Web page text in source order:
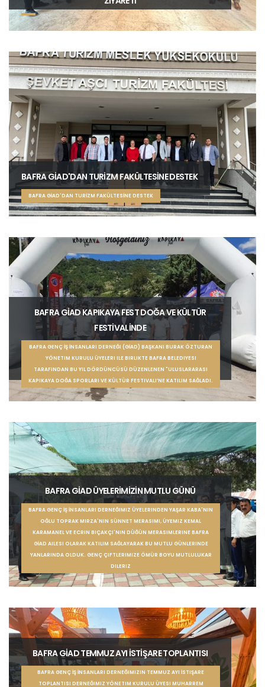
BAFRA GİAD'DAN TURİZM FAKÜLTESİNE DESTEK
BAFRA GİAD'DAN TURİZM FAKÜLTESİNE DESTEK
BAFRA GİAD KAPIKAYA FEST DOĞA VE KÜLTÜR
FESTİVALİNDE
BAFRA GENÇ İŞ İNSANLARI DERNEĞI (GİAD) BAŞKANI BURAK ÖZTURAN
YÖNETIM KURULU ÜYELERI ILE BIRLIKTE BAFRA BELEDIYESI
TARAFINDAN BU YIL DÖRDÜNCÜSÜ DÜZENLENEN "ULUSLARARASI
KAPIKAYA DOĞA SPORLARI VE KÜLTÜR FESTIVALI’NE KATILIM SAĞLADI.
BAFRA GİAD ÜYELERİMİZİN MUTLU GÜNÜ
BAFRA GENÇ İŞ İNSANLARI DERNEĞIMIZ ÜYELERINDEN YAŞAR KABA'NIN
OĞLU TOPRAK MIRZA'NIN SÜNNET MERASIMI, ÜYEMIZ KEMAL
KARAMANEL VE ECRIN BIÇAKÇI'NIN DÜĞÜN MERASIMLERINE BAFRA
GİAD AILESI OLARAK KATILIM SAĞLAYARAK BU MUTLU GÜNLERINDE
YANLARINDA OLDUK. GENÇ ÇIFTLERIMIZE ÖMÜR BOYU MUTLULUKAR
DILERIZ
BAFRA GİAD TEMMUZ AYI İSTİŞARE TOPLANTISI
BAFRA GENÇ İŞ İNSANLARI DERNEĞIMIZIN TEMMUZ AYI İSTIŞARE
TOPLANTISI DERNEĞIMIZ YÖNETIM KURULU ÜYESI MUHARREM